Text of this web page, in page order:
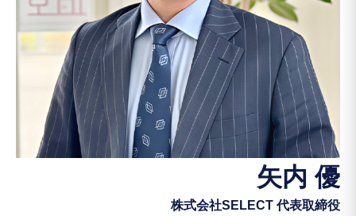
矢内 優
株式会社SELECT 代表取締役